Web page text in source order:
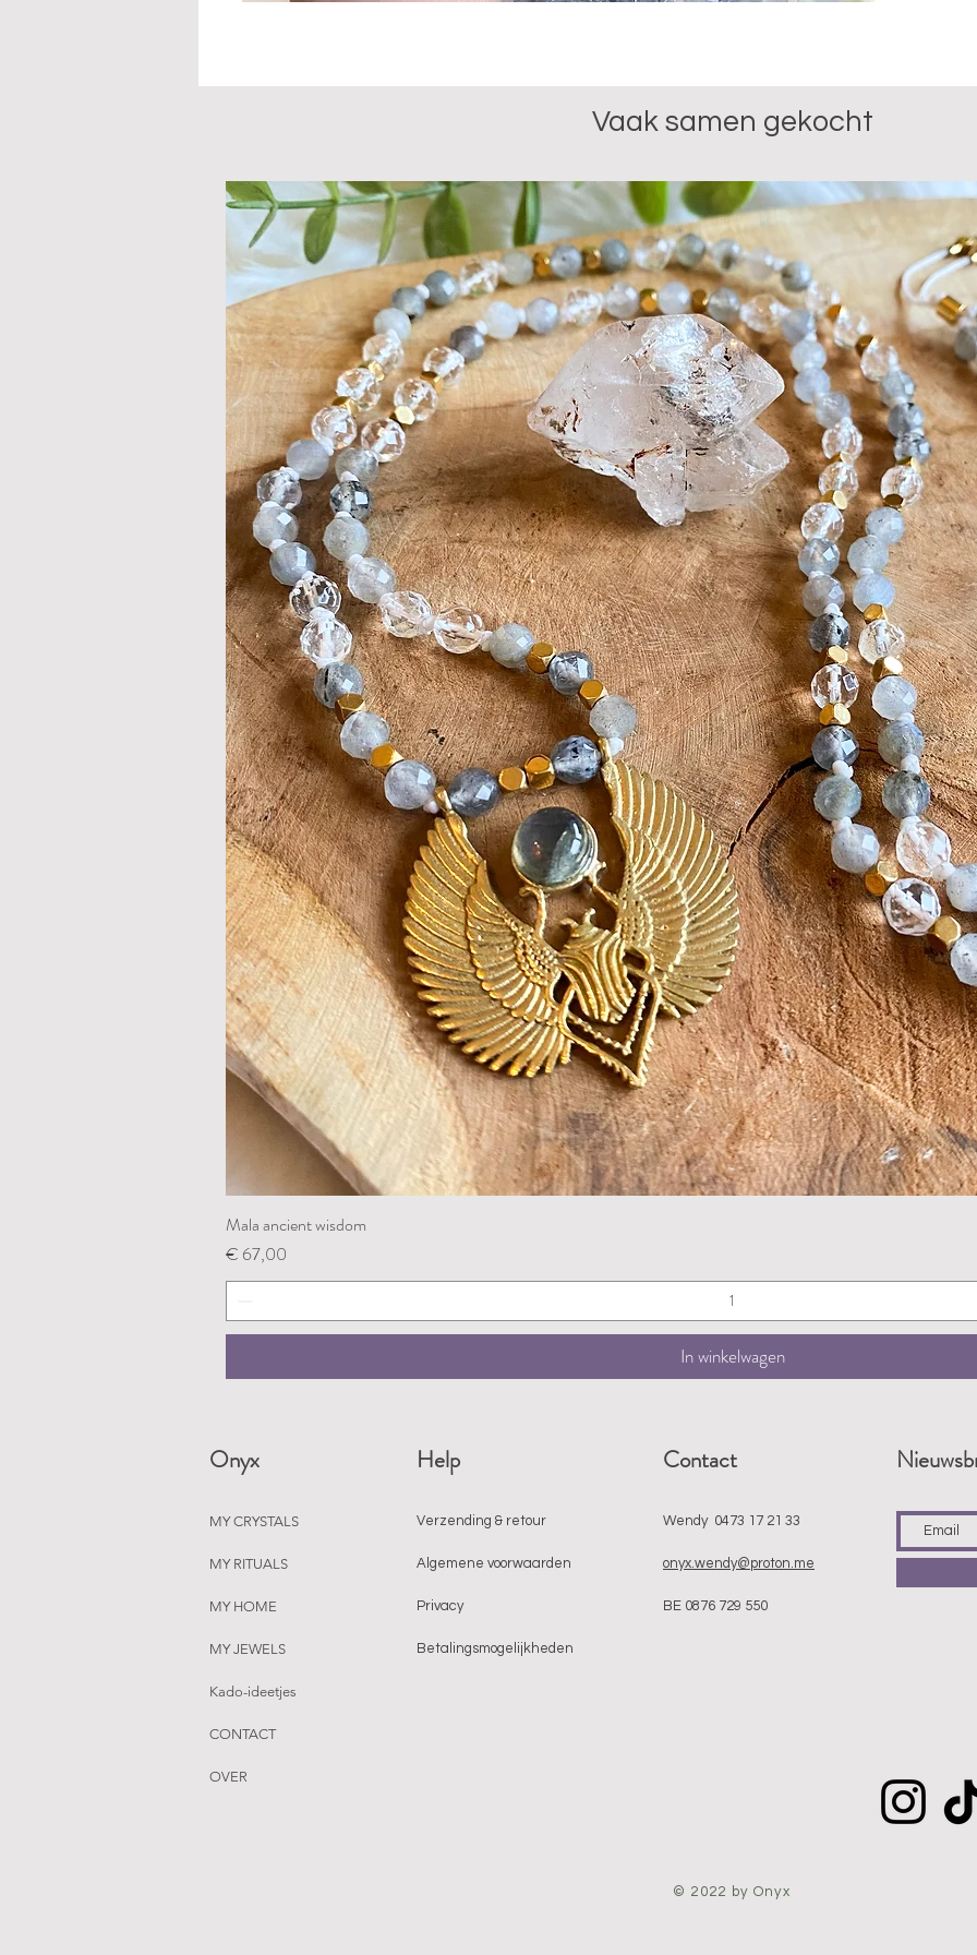
situaties
verruimt
het
samen
Jaspis.
aarden
je
Je
Vaak samen gekocht
Mala ancient wisdom
Prijs
€ 67,00
In winkelwagen
Onyx
MY CRYSTALS
MY RITUALS
MY HOME
MY JEWELS
Kado-ideetjes
CONTACT
OVER
Help
Verzending & retour
Algemene voorwaarden
Privacy
Betalingsmogelijkheden
Contact
Wendy 0473 17 21 33
onyx.wendy@proton.me
BE 0876 729 550
© 2022 by Onyx